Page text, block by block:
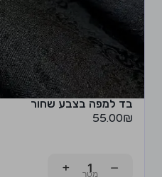
בד למפה בצבע שחור
55.00₪
−
+